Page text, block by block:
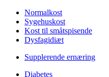
Normalkost
Sygehuskost
Kost til småtspisende
Dysfagidiæt
Supplerende ernæring
Diabetes